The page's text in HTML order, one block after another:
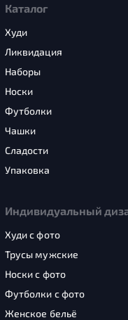
Каталог
Худи
Ликвидация
Наборы
Носки
Футболки
Чашки
Сладости
Упаковка
Индивидуальный
Худи с фото
Трусы мужские
Носки с фото
Футболки с фото
Женское бельё